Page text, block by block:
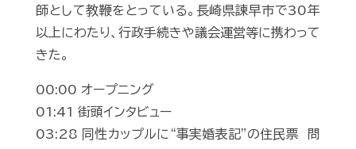
師として教鞭をとっている。長崎県諫早市で30年
以上にわたり、行政手続きや議会運営等に携わって
きた。
00:00 オープニング
01:41 街頭インタビュー
03:28 同性カップルに“事実婚表記”の住民票 問